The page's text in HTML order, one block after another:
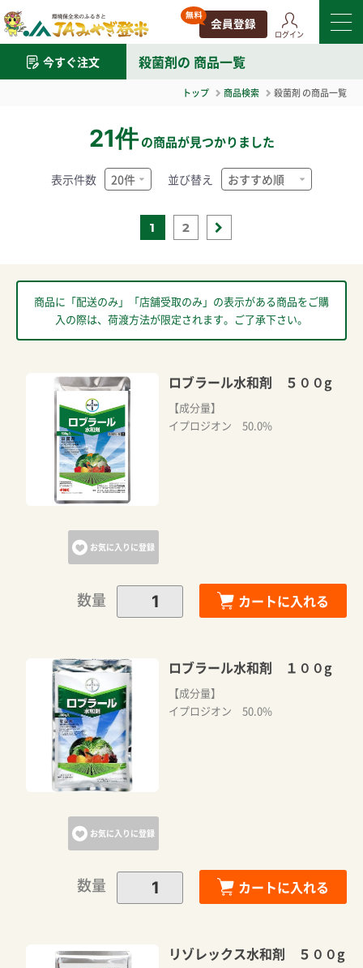
ログイン
今すぐ注文 殺菌剤の 商品一覧
トップ 商品検索 殺菌剤 の商品一覧
21件 の商品が見つかりました
1 2
表示件数 並び替え
商品に「配送のみ」「店舗受取のみ」の表示がある商品をご購
入の際は、荷渡方法が限定されます。ご了承下さい。
お気に入りに登録
ロブラール水和剤 ５００g
【成分量】
イプロジオン 50.0%
数量 カートに入れる
お気に入りに登録
ロブラール水和剤 １００g
【成分量】
イプロジオン 50.0%
数量 カートに入れる
リゾレックス水和剤 ５００g